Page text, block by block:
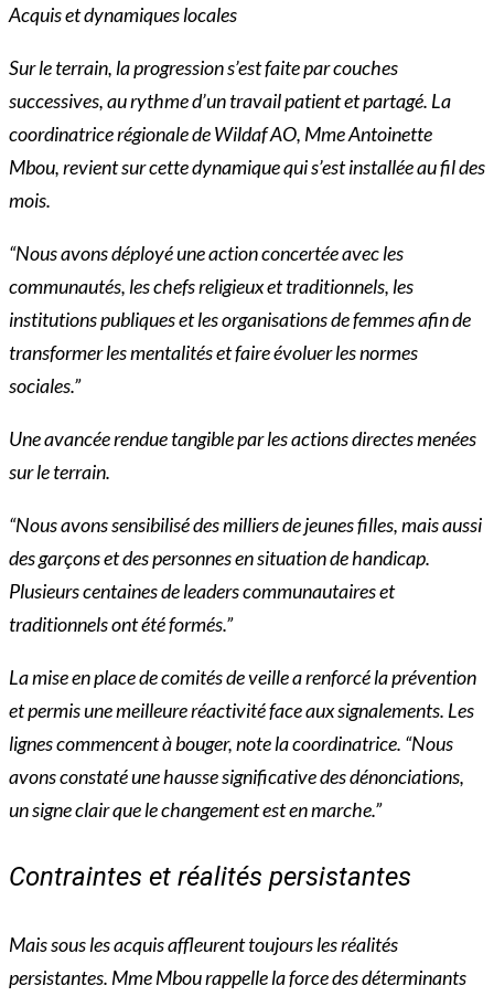
Acquis et dynamiques locales
Sur le terrain, la progression s’est faite par couches
successives, au rythme d’un travail patient et partagé. La
coordinatrice régionale de Wildaf AO, Mme Antoinette
Mbou, revient sur cette dynamique qui s’est installée au fil des
mois.
“Nous avons déployé une action concertée avec les
communautés, les chefs religieux et traditionnels, les
institutions publiques et les organisations de femmes afin de
transformer les mentalités et faire évoluer les normes
sociales.”
Une avancée rendue tangible par les actions directes menées
sur le terrain.
“Nous avons sensibilisé des milliers de jeunes filles, mais aussi
des garçons et des personnes en situation de handicap.
Plusieurs centaines de leaders communautaires et
traditionnels ont été formés.”
La mise en place de comités de veille a renforcé la prévention
et permis une meilleure réactivité face aux signalements. Les
lignes commencent à bouger, note la coordinatrice. “Nous
avons constaté une hausse significative des dénonciations,
un signe clair que le changement est en marche.”
Contraintes et réalités persistantes
Mais sous les acquis affleurent toujours les réalités
persistantes. Mme Mbou rappelle la force des déterminants